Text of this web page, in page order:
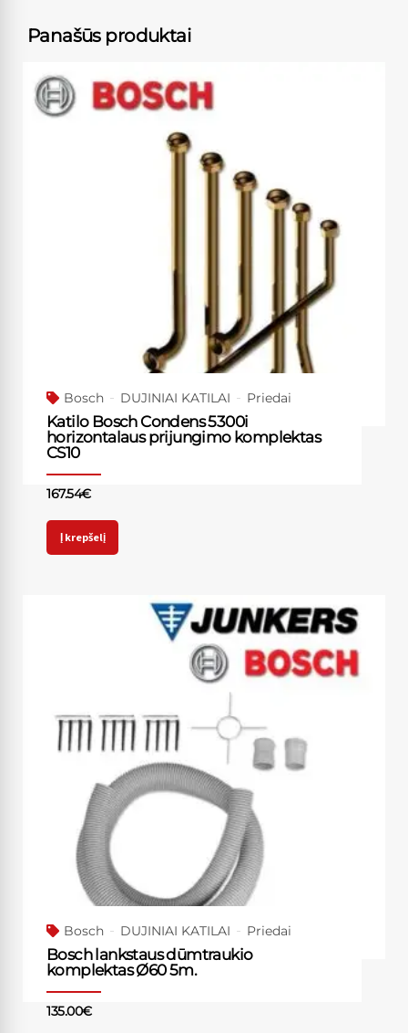
Panašūs produktai
Bosch DUJINIAI KATILAI Priedai
Katilo Bosch Condens 5300i
horizontalaus prijungimo komplektas
CS10
167.54€
Į krepšelį
Bosch DUJINIAI KATILAI Priedai
Bosch lankstaus dūmtraukio
komplektas Ø60 5m.
135.00€